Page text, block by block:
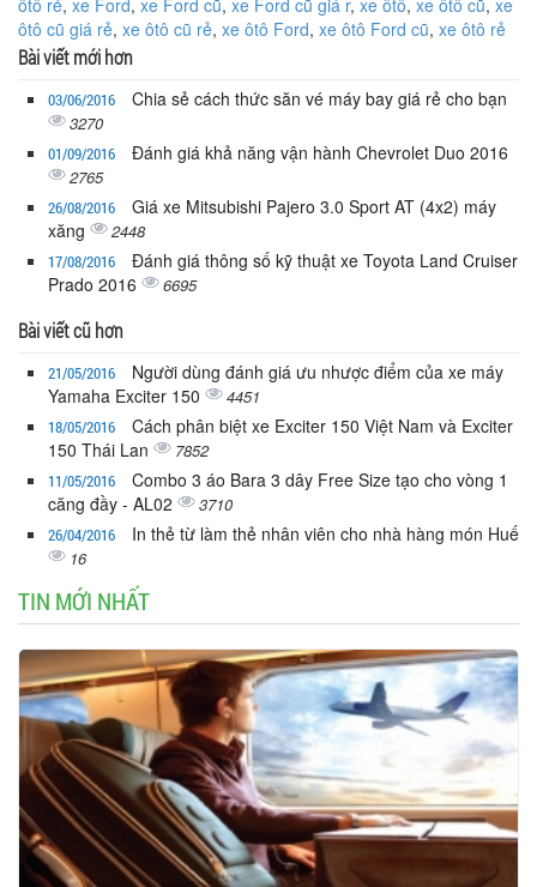
ôtô cũ giá rẻ, xe ôtô cũ rẻ, xe ôtô Ford, xe ôtô Ford cũ, xe ôtô rẻ
Bài viết mới hơn
03/06/2016 Chia sẻ cách thức săn vé máy bay giá rẻ cho bạn
3270
01/09/2016 Đánh giá khả năng vận hành Chevrolet Duo 2016
2765
26/08/2016
Giá xe Mitsubishi Pajero 3.0 Sport AT (4x2) máy
xăng
2448
17/08/2016
Đánh giá thông số kỹ thuật xe Toyota Land Cruiser
Prado 2016
6695
Bài viết cũ hơn
21/05/2016
Người dùng đánh giá ưu nhược điểm của xe máy
Yamaha Exciter 150
4451
18/05/2016
Cách phân biệt xe Exciter 150 Việt Nam và Exciter
150 Thái Lan
7852
11/05/2016
Combo 3 áo Bara 3 dây Free Size tạo cho vòng 1
căng đầy - AL02
3710
26/04/2016 In thẻ từ làm thẻ nhân viên cho nhà hàng món Huế
16
TIN MỚI NHẤT